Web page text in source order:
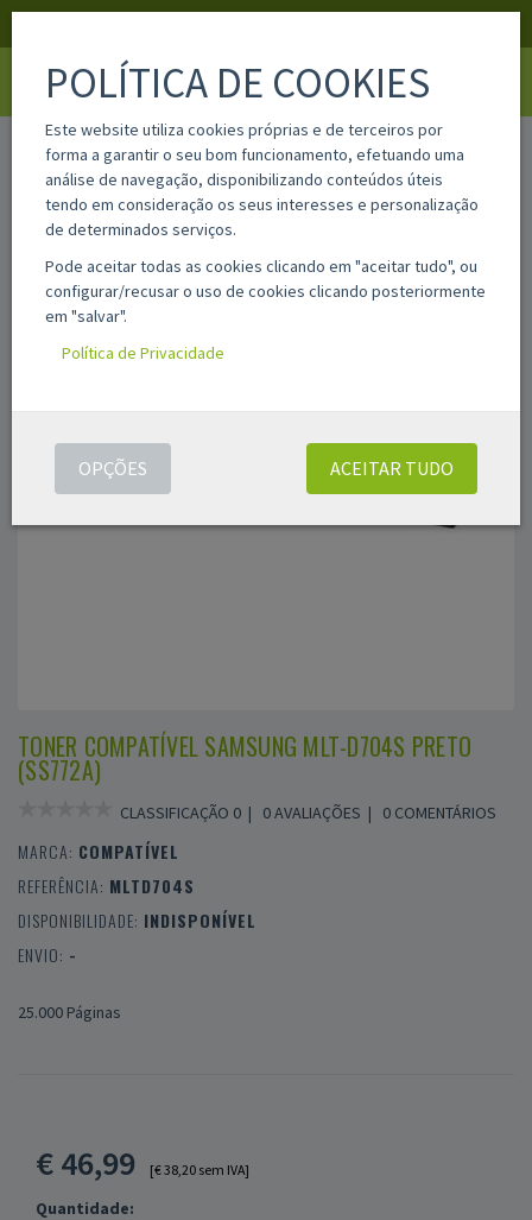
home mltd704s
TONER COMPATÍVEL SAMSUNG MLT-D704S PRETO
(SS772A)
CLASSIFICAÇÃO 0 | 0 AVALIAÇÕES | 0 COMENTÁRIOS
MARCA: COMPATÍVEL
REFERÊNCIA: MLTD704S
DISPONIBILIDADE: INDISPONÍVEL
ENVIO: -
25.000 Páginas
€46,99 [€ 38,20 sem IVA]
Quantidade:
POLÍTICA DE COOKIES
Este website utiliza cookies próprias e de terceiros por
forma a garantir o seu bom funcionamento, efetuando uma
análise de navegação, disponibilizando conteúdos úteis
tendo em consideração os seus interesses e personalização
de determinados serviços.
Pode aceitar todas as cookies clicando em "aceitar tudo", ou
configurar/recusar o uso de cookies clicando posteriormente
em "salvar".
Política de Privacidade
ACEITAR TUDO
OPÇÕES